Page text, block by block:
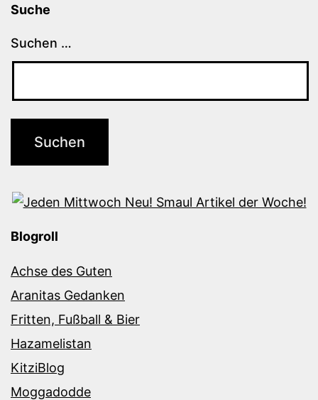
Suche
Suchen …
Blogroll
Achse des Guten
Aranitas Gedanken
Fritten, Fußball & Bier
Hazamelistan
KitziBlog
Moggadodde